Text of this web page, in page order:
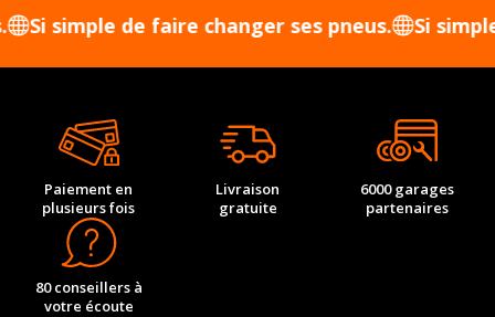
de faire changer ses pneus. Si simple de
Paiement en
plusieurs fois
Livraison
gratuite
6000 garages
partenaires
80 conseillers à
votre écoute